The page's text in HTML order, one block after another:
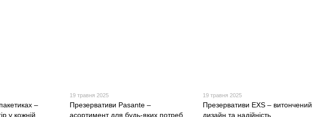
–
у кожній
19 травня 2025
Презервативи Pasante –
асортимент для будь-яких потреб
19 травня 2025
Презервативи EXS – витончений
дизайн та надійність